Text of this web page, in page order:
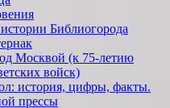
Библиогорода
Москвой (к 75-летию
войск)
история, цифры, факты.
прессы